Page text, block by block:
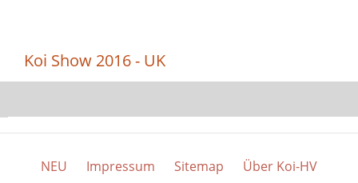
Koi Show 2016 - UK
NEU Impressum Sitemap Über Koi-HV